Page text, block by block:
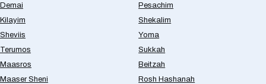
Demai
Kilayim
Sheviis
Terumos
Maasros
Maaser Sheni
Pesachim
Shekalim
Yoma
Sukkah
Beitzah
Rosh Hashanah